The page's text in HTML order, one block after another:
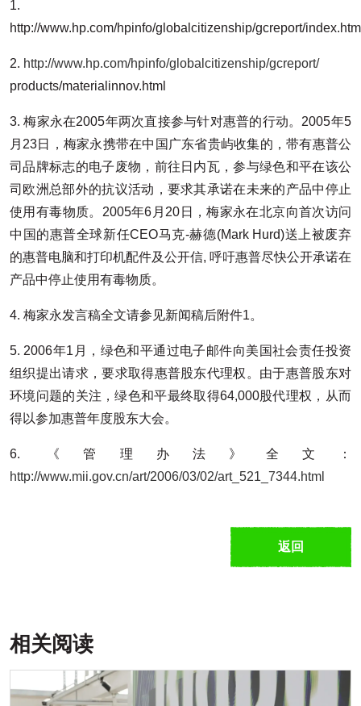
1.
http://www.hp.com/hpinfo/globalcitizenship/gcreport/
2. http://www.hp.com/hpinfo/globalcitizenship/gcreport/
products/materialinnov.html
3. 梅家永在2005年两次直接参与针对惠普的行动。2005年5
月23日，梅家永携带在中国广东省贵屿收集的，带有惠普公
司品牌标志的电子废物，前往日内瓦，参与绿色和平在该公
司欧洲总部外的抗议活动，要求其承诺在未来的产品中停止
使用有毒物质。2005年6月20日，梅家永在北京向首次访问
中国的惠普全球新任CEO马克-赫德(Mark Hurd)送上被废弃
的惠普电脑和打印机配件及公开信, 呼吁惠普尽快公开承诺在
产品中停止使用有毒物质。
4. 梅家永发言稿全文请参见新闻稿后附件1。
5. 2006年1月，绿色和平通过电子邮件向美国社会责任投资
组织提出请求，要求取得惠普股东代理权。由于惠普股东对
环境问题的关注，绿色和平最终取得64,000股代理权，从而
得以参加惠普年度股东大会。
6. 《管理办法》全文：
http://www.mii.gov.cn/art/2006/03/02/art_521_7344.html
返回
相关阅读